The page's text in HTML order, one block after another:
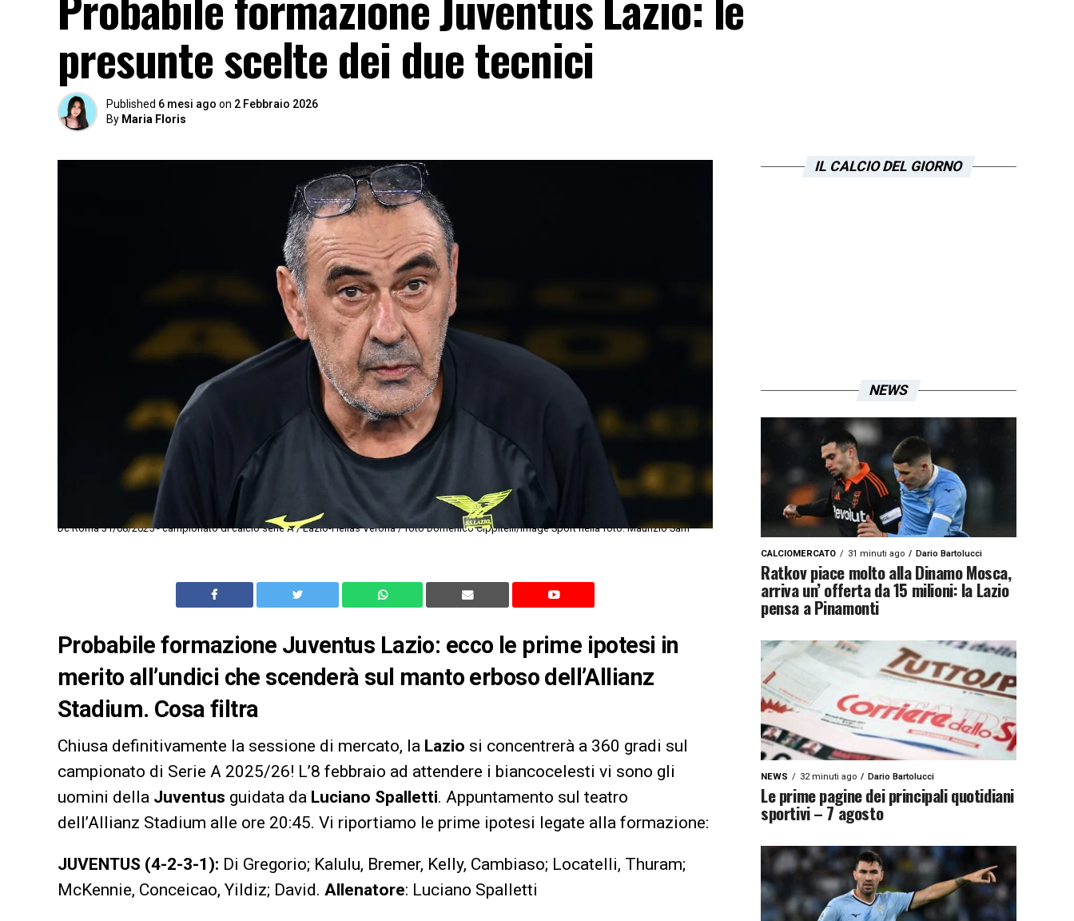
presunte scelte dei due tecnici
Published 6 mesi ago on 2 Febbraio 2026
By Maria Floris
Dc Roma 31/08/2025 - campionato di calcio serie A / Lazio-Hellas Verona / foto Domenico Cippitelli/Image Sport nella foto: Maurizio Sarri
Probabile formazione Juventus Lazio: ecco le prime ipotesi in
merito all’undici che scenderà sul manto erboso dell’Allianz
Stadium. Cosa filtra
Chiusa definitivamente la sessione di mercato, la Lazio si concentrerà a 360 gradi sul
campionato di Serie A 2025/26! L’8 febbraio ad attendere i biancocelesti vi sono gli
uomini della Juventus guidata da Luciano Spalletti. Appuntamento sul teatro
dell’Allianz Stadium alle ore 20:45. Vi riportiamo le prime ipotesi legate alla formazione:
JUVENTUS (4-2-3-1): Di Gregorio; Kalulu, Bremer, Kelly, Cambiaso; Locatelli, Thuram;
McKennie, Conceicao, Yildiz; David. Allenatore: Luciano Spalletti
IL CALCIO DEL GIORNO
NEWS
CALCIOMERCATO 31 minuti ago Dario Bartolucci
Ratkov piace molto alla Dinamo Mosca,
arriva un’ offerta da 15 milioni: la Lazio
pensa a Pinamonti
NEWS 32 minuti ago Dario Bartolucci
Le prime pagine dei principali quotidiani
sportivi – 7 agosto